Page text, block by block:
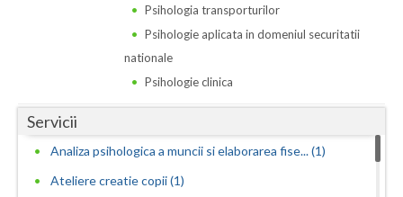
Dolj
Galati
Giurgiu
Psihologia transporturilor
Psihologie aplicata in domeniul securitatii
nationale
Psihologie clinica
Servicii
Analiza psihologica a muncii si elaborarea fise... (1)
Ateliere creatie copii (1)